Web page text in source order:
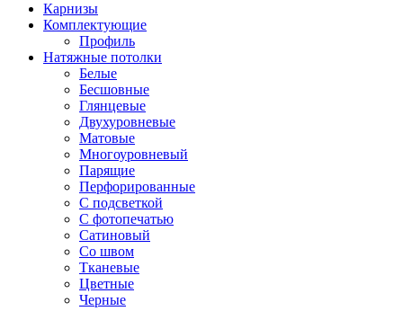
Карнизы
Комплектующие
Профиль
Натяжные потолки
Белые
Бесшовные
Глянцевые
Двухуровневые
Матовые
Многоуровневый
Парящие
Перфорированные
С подсветкой
С фотопечатью
Сатиновый
Со швом
Тканевые
Цветные
Черные